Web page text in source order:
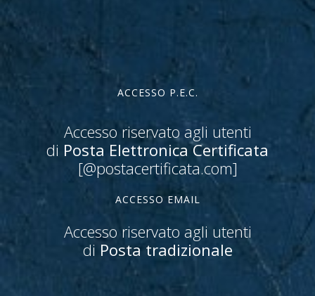
ACCESSO P.E.C.
Accesso riservato agli utenti
di Posta Elettronica Certificata
[@postacertificata.com]
ACCESSO EMAIL
Accesso riservato agli utenti
di Posta tradizionale